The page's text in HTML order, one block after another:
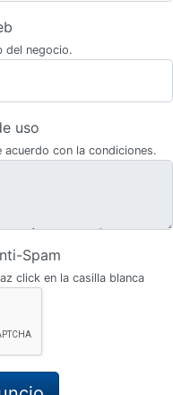
del negocio.
uso
acuerdo con la condiciones.
Spam
click en la casilla blanca